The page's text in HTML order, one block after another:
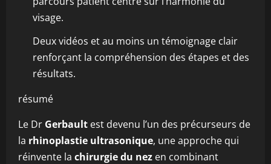
visage.
Deux vidéos et au moins un témoignage clair
renforçant la compréhension des étapes et des
résultats.
résumé
Le Dr Gerbault est devenu l’un des précurseurs de
la rhinoplastie ultrasonique, une approche qui
réinvente la chirurgie du nez en combinant